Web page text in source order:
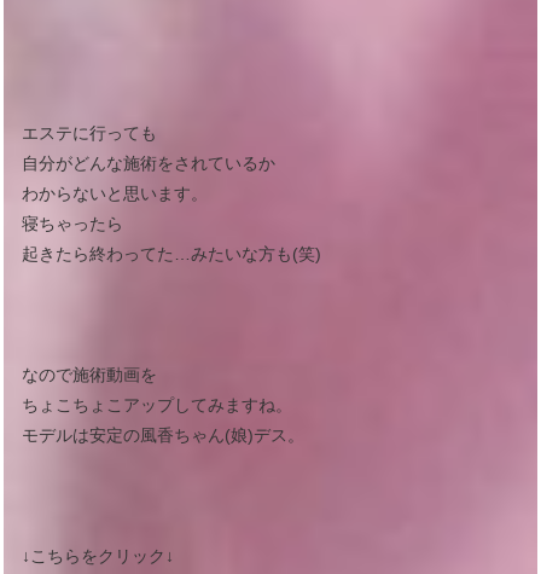
エステに行っても
自分がどんな施術をされているか
わからないと思います。
寝ちゃったら
起きたら終わってた…みたいな方も(笑)
なので施術動画を
ちょこちょこアップしてみますね。
モデルは安定の風香ちゃん(娘)デス。
↓こちらをクリック↓